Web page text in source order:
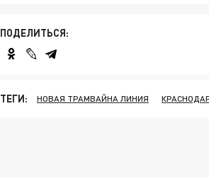
ПОДЕЛИТЬСЯ:
ТЕГИ: НОВАЯ ТРАМВАЙНА ЛИНИЯ